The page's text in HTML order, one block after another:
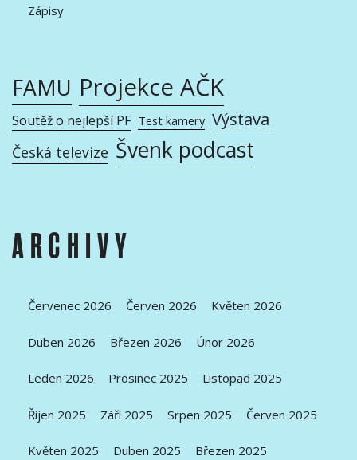
Zápisy
FAMU Projekce AČK
Soutěž o nejlepší PF Test kamery Výstava
Česká televize Švenk podcast
ARCHIVY
Červenec 2026 Červen 2026 Květen 2026
Duben 2026 Březen 2026 Únor 2026
Leden 2026 Prosinec 2025 Listopad 2025
Říjen 2025 Září 2025 Srpen 2025 Červen 2025
Květen 2025 Duben 2025 Březen 2025